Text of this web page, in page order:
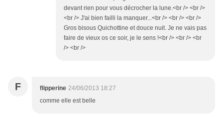
devant rien pour vous décrocher la lune.<br /> <br />
<br /> J'ai bien failli la manquer...<br /> <br /> <br />
Gros bisous Quichottine et douce nuit. Je ne vais pas
faire de vieux os ce soir, je le sens !<br /> <br /> <br
/> <br />
F flipperine 24/06/2013 18:27
comme elle est belle